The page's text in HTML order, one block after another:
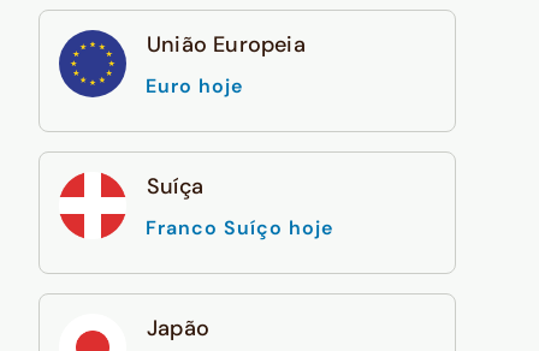
União Europeia
Euro hoje
Suíça
Franco Suíço hoje
Japão